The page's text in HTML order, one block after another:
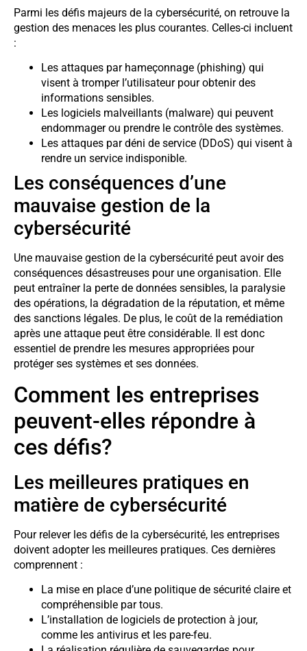
Parmi les défis majeurs de la cybersécurité, on retrouve la
gestion des menaces les plus courantes. Celles-ci incluent
:
Les attaques par hameçonnage (phishing) qui
visent à tromper l’utilisateur pour obtenir des
informations sensibles.
Les logiciels malveillants (malware) qui peuvent
endommager ou prendre le contrôle des systèmes.
Les attaques par déni de service (DDoS) qui visent à
rendre un service indisponible.
Les conséquences d’une
mauvaise gestion de la
cybersécurité
Une mauvaise gestion de la cybersécurité peut avoir des
conséquences désastreuses pour une organisation. Elle
peut entraîner la perte de données sensibles, la paralysie
des opérations, la dégradation de la réputation, et même
des sanctions légales. De plus, le coût de la remédiation
après une attaque peut être considérable. Il est donc
essentiel de prendre les mesures appropriées pour
protéger ses systèmes et ses données.
Comment les entreprises
peuvent-elles répondre à
ces défis?
Les meilleures pratiques en
matière de cybersécurité
Pour relever les défis de la cybersécurité, les entreprises
doivent adopter les meilleures pratiques. Ces dernières
comprennent :
La mise en place d’une politique de sécurité claire et
compréhensible par tous.
L’installation de logiciels de protection à jour,
comme les antivirus et les pare-feu.